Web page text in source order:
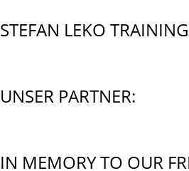
STEFAN LEKO
UNSER PARTNER:
IN MEMORY TO OUR